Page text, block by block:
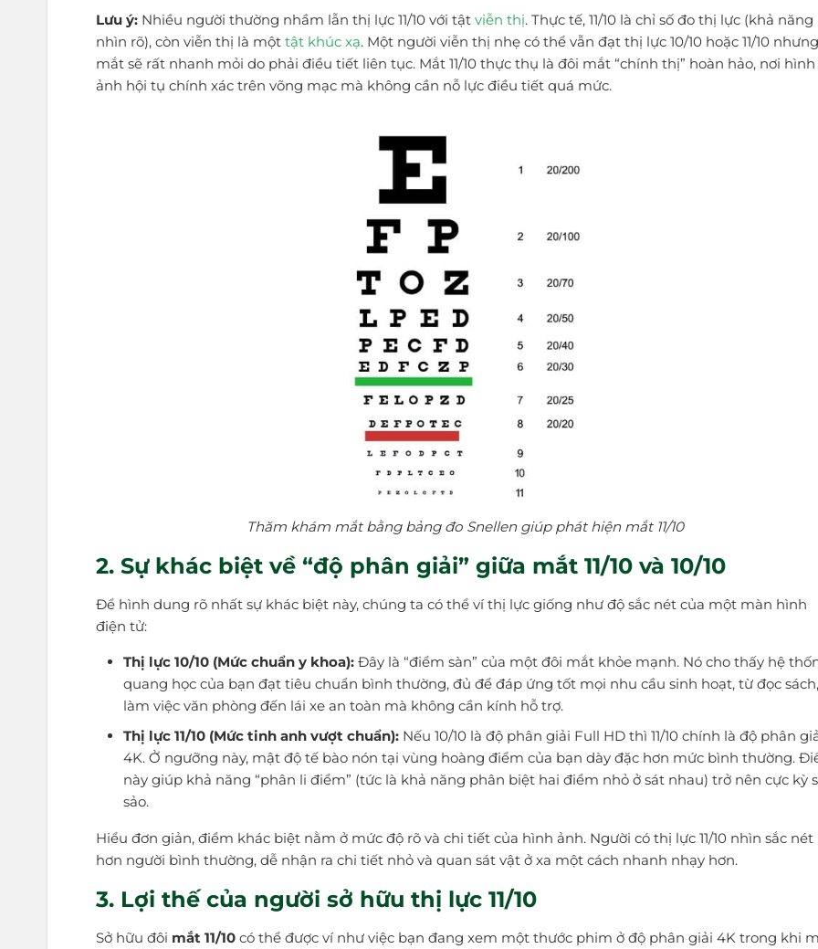
Lưu ý: Nhiều người thường nhầm lẫn thị lực 11/10 với tậtviễn thị. Thực tế, 11/10 là chỉ số đo thị lực (khả năng
nhìn rõ), còn viễn thị là mộttật khúc xạ. Một người viễn thị nhẹ có thể vẫn đạt thị lực 10/10 hoặc 11/10
mắt sẽ rất nhanh mỏi do phải điều tiết liên tục. Mắt 11/10 thực thụ là đôi mắt “chính thị” hoàn hảo, nơi hình
ảnh hội tụ chính xác trên võng mạc mà không cần nỗ lực điều tiết quá mức.
Thăm khám mắt bằng bảng đo Snellen giúp phát hiện mắt 11/10
2. Sự khác biệt về “độ phân giải” giữa mắt 11/10 và 10/10
Để hình dung rõ nhất sự khác biệt này, chúng ta có thể ví thị lực giống như độ sắc nét của một màn hình
điện tử:
Thị lực 10/10 (Mức chuẩn y khoa):Đây là “điểm sàn” của một đôi mắt khỏe mạnh. Nó cho thấy hệ
quang học của bạn đạt tiêu chuẩn bình thường, đủ để đáp ứng tốt mọi nhu cầu sinh hoạt, từ đọc sách,
làm việc văn phòng đến lái xe an toàn mà không cần kính hỗ trợ.
Thị lực 11/10 (Mức tinh anh vượt chuẩn):Nếu 10/10 là độ phân giải Full HD thì 11/10 chính là độ phân
4K. Ở ngưỡng này, mật độ tế bào nón tại vùng hoàng điểm của bạn dày đặc hơn mức bình thường.
này giúp khả năng “phân li điểm” (tức là khả năng phân biệt hai điểm nhỏ ở sát nhau) trở nên cực kỳ
sảo.
Hiểu đơn giản, điểm khác biệt nằm ở mức độ rõ và chi tiết của hình ảnh. Người có thị lực 11/10 nhìn sắc nét
hơn người bình thường, dễ nhận ra chi tiết nhỏ và quan sát vật ở xa một cách nhanh nhạy hơn.
3. Lợi thế của người sở hữu thị lực 11/10
Sở hữu đôi mắt 11/10 có thể được ví như việc bạn đang xem một thước phim ở độ phân giải 4K trong khi